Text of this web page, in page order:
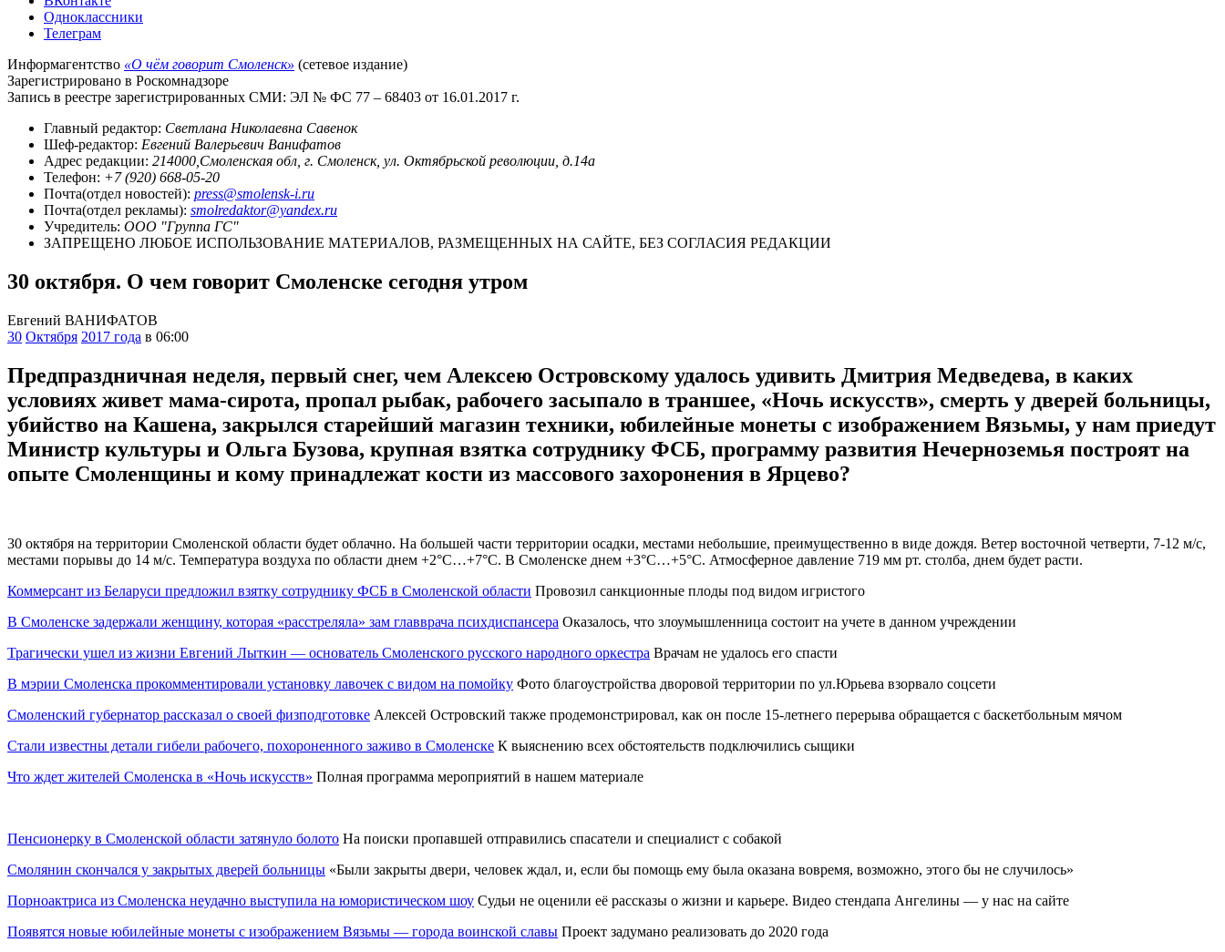
Одноклассники
Телеграм
Информагентство «О чём говорит Смоленск» (сетевое издание)
Зарегистрировано в Роскомнадзоре
Запись в реестре зарегистрированных СМИ: ЭЛ № ФС 77 – 68403 от 16.01.2017 г.
Главный редактор: Светлана Николаевна Савенок
Шеф-редактор: Евгений Валерьевич Ванифатов
Адрес редакции: 214000,Смоленская обл, г. Смоленск, ул. Октябрьской революции, д.14а
Телефон: +7 (920) 668-05-20
Почта(отдел новостей): press@smolensk-i.ru
Почта(отдел рекламы): smolredaktor@yandex.ru
Учредитель: ООО "Группа ГС"
ЗАПРЕЩЕНО ЛЮБОЕ ИСПОЛЬЗОВАНИЕ МАТЕРИАЛОВ, РАЗМЕЩЕННЫХ НА САЙТЕ, БЕЗ СОГЛАСИЯ РЕДАКЦИИ
30 октября. О чем говорит Смоленске сегодня утром
Евгений ВАНИФАТОВ
30 Октября 2017 года в 06:00
Предпраздничная неделя, первый снег, чем Алексею Островскому удалось удивить Дмитрия Медведева, в каких
условиях живет мама-сирота, пропал рыбак, рабочего засыпало в траншее, «Ночь искусств», смерть у дверей больницы,
убийство на Кашена, закрылся старейший магазин техники, юбилейные монеты с изображением Вязьмы, у нам приедут
Министр культуры и Ольга Бузова, крупная взятка сотруднику ФСБ, программу развития Нечерноземья построят на
опыте Смоленщины и кому принадлежат кости из массового захоронения в Ярцево?
30 октября на территории Смоленской области будет облачно. На большей части территории осадки, местами небольшие, преимущественно в виде дождя. Ветер восточной четверти, 7-12 м/с,
местами порывы до 14 м/с. Температура воздуха по области днем +2°C…+7°C. В Смоленске днем +3°C…+5°C. Атмосферное давление 719 мм рт. столба, днем будет расти.
Коммерсант из Беларуси предложил взятку сотруднику ФСБ в Смоленской области Провозил санкционные плоды под видом игристого
В Смоленске задержали женщину, которая «расстреляла» зам главврача психдиспансера Оказалось, что злоумышленница состоит на учете в данном учреждении
Трагически ушел из жизни Евгений Лыткин — основатель Смоленского русского народного оркестра Врачам не удалось его спасти
В мэрии Смоленска прокомментировали установку лавочек с видом на помойку Фото благоустройства дворовой территории по ул.Юрьева взорвало соцсети
Смоленский губернатор рассказал о своей физподготовке Алексей Островский также продемонстрировал, как он после 15-летнего перерыва обращается с баскетбольным мячом
Стали известны детали гибели рабочего, похороненного заживо в Смоленске К выяснению всех обстоятельств подключились сыщики
Что ждет жителей Смоленска в «Ночь искусств» Полная программа мероприятий в нашем материале
Пенсионерку в Смоленской области затянуло болото На поиски пропавшей отправились спасатели и специалист с собакой
Смолянин скончался у закрытых дверей больницы «Были закрыты двери, человек ждал, и, если бы помощь ему была оказана вовремя, возможно, этого бы не случилось»
Порноактриса из Смоленска неудачно выступила на юмористическом шоу Судьи не оценили её рассказы о жизни и карьере. Видео стендапа Ангелины — у нас на сайте
Появятся новые юбилейные монеты с изображением Вязьмы — города воинской славы Проект задумано реализовать до 2020 года